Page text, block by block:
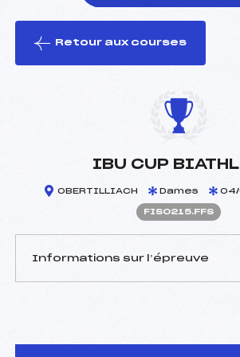
le ski
Retour aux courses
IBU CUP
OBERTILLIACH Dames 04/
FIS0215.FFS
Informations sur l’épreuve
D.T Adjoint :